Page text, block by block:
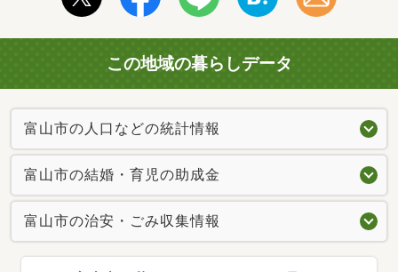
この地域の暮らしデータ
富山市の人口などの統計情報
富山市の結婚・育児の助成金
富山市の治安・ごみ収集情報